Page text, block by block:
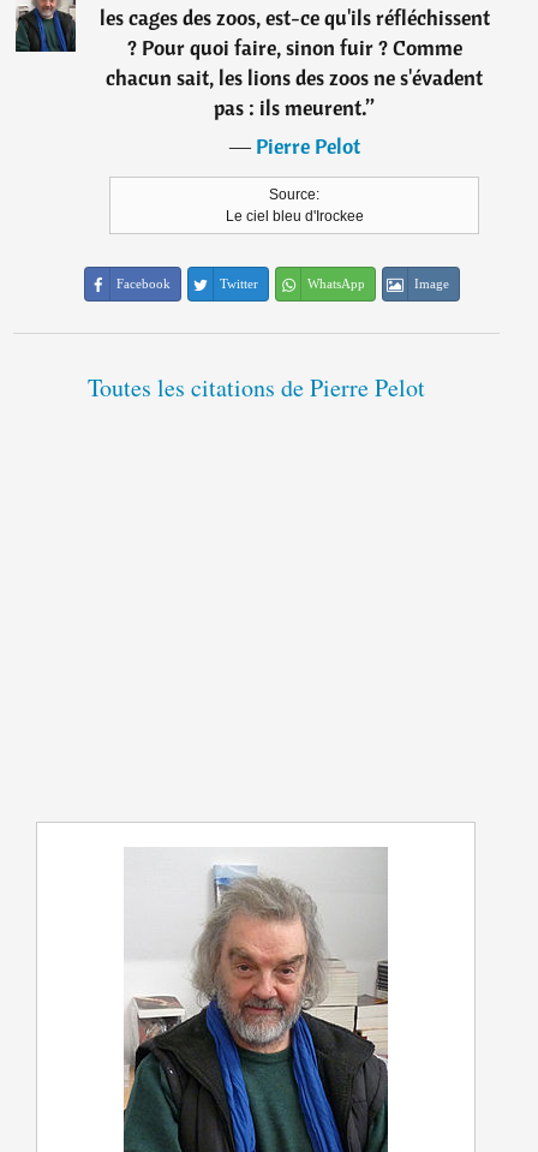
les cages des zoos, est-ce qu'ils réfléchissent
? Pour quoi faire, sinon fuir ? Comme
chacun sait, les lions des zoos ne s'évadent
pas : ils meurent.”
―Pierre Pelot
Source:
Le ciel bleu d'Irockee
Facebook Twitter WhatsApp Image
Toutes les citations de Pierre Pelot